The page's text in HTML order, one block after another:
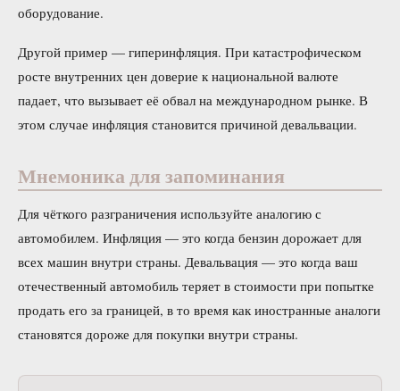
оборудование.
Другой пример — гиперинфляция. При катастрофическом
росте внутренних цен доверие к национальной валюте
падает, что вызывает её обвал на международном рынке. В
этом случае инфляция становится причиной девальвации.
Мнемоника для запоминания
Для чёткого разграничения используйте аналогию с
автомобилем. Инфляция — это когда бензин дорожает для
всех машин внутри страны. Девальвация — это когда ваш
отечественный автомобиль теряет в стоимости при попытке
продать его за границей, в то время как иностранные аналоги
становятся дороже для покупки внутри страны.